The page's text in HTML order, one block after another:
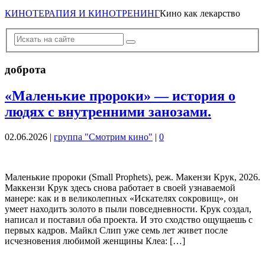
КИНОТЕРАПИЯ И КИНОТРЕНИНГКино как лекарство
доброта
«Маленькие пророки» — история о
людях с внутренними занозами.
02.06.2026 | группа "Смотрим кино" | 0
Маленькие пророки (Small Prophets), реж. Макензи Крук, 2026.
Маккензи Крук здесь снова работает в своей узнаваемой
манере: как и в великолепных «Искателях сокровищ», он
умеет находить золото в пыли повседневности. Крук создал,
написал и поставил оба проекта. И это сходство ощущаешь с
первых кадров. Майкл Слип уже семь лет живет после
исчезновения любимой женщины Клеа: […]